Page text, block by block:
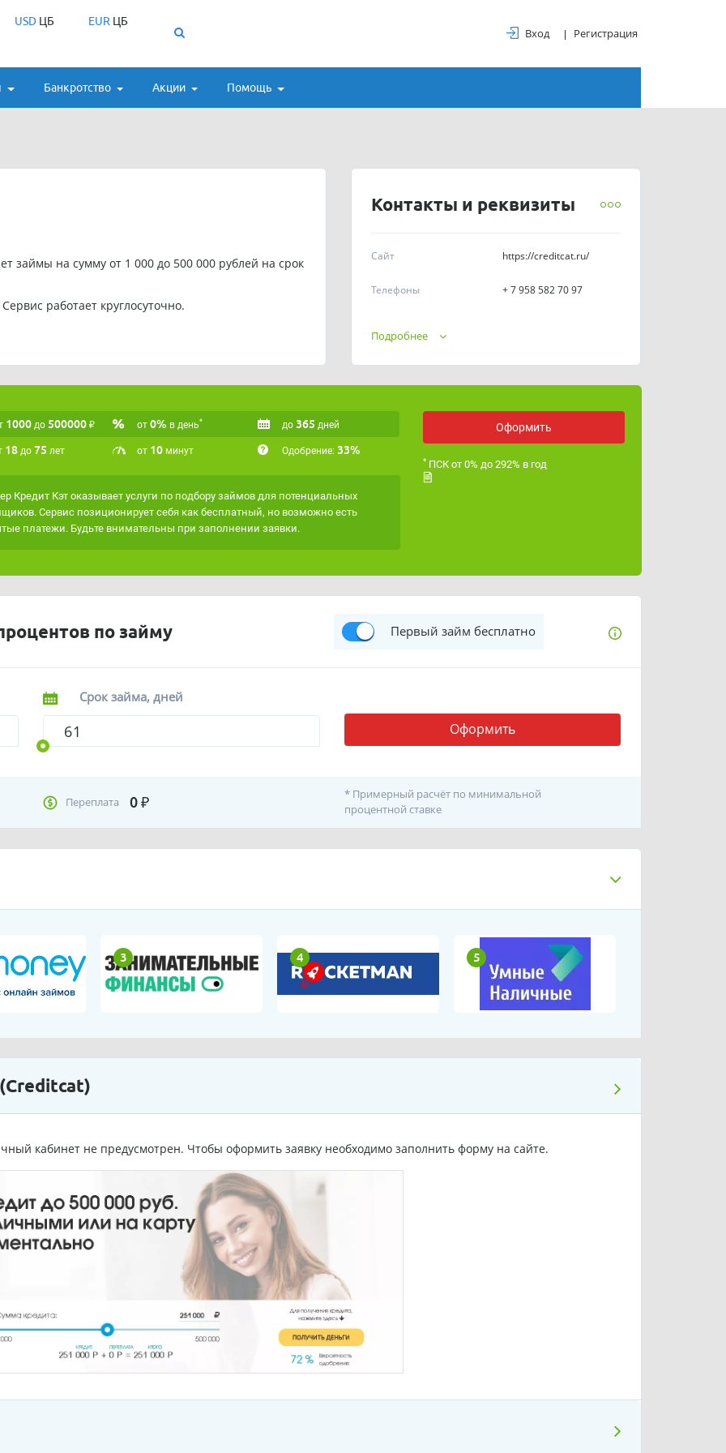
USDЦБ EUR ЦБ
Вход Регистрация
Банкротство Акции Помощь
Контакты и реквизиты
Сайт https://creditcat.ru/
Телефоны + 7 958 582 70 97
Подробнее
займы на сумму от 1 000 до 500 000 рублей на срок
работает круглосуточно.
582 70 97
однако обращаем ваше внимание, что
точно подходить под ваши критерии,
"Умная витрина"
1000 до 500000 ₽ от 0% в день* до 365 дней
18 до 75 лет от 10 минут Одобрение: 33%
Кредит Кэт оказывает услуги по подбору займов для потенциальных
Сервис позиционирует себя как бесплатный, но возможно есть
платежи. Будьте внимательны при заполнении заявки.
Оформить
* ПСК от 0% до 292% в год
по займу Первый займ бесплатно
Срок займа, дней
Оформить
Переплата 0₽
* Примерный расчёт по минимальной
процентной ставке
3 4 5
кабинет не предусмотрен. Чтобы оформить заявку необходимо заполнить форму на сайте.